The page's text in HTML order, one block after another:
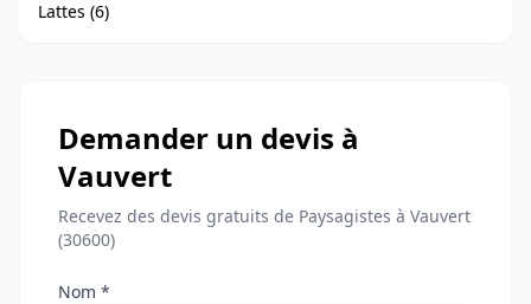
Lattes (6)
Demander un devis à
Vauvert
Recevez des devis gratuits de Paysagistes à Vauvert
(30600)
Nom *